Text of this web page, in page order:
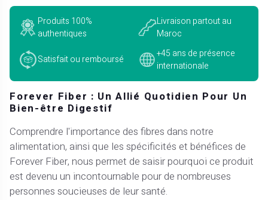
Produits 100%
authentiques
Livraison partout au
Maroc
Satisfait ou remboursé
+45 ans de présence
internationale
Forever Fiber : Un Allié Quotidien Pour Un
Bien-être Digestif
Comprendre l'importance des fibres dans notre
alimentation, ainsi que les spécificités et bénéfices de
Forever Fiber, nous permet de saisir pourquoi ce produit
est devenu un incontournable pour de nombreuses
personnes soucieuses de leur santé.